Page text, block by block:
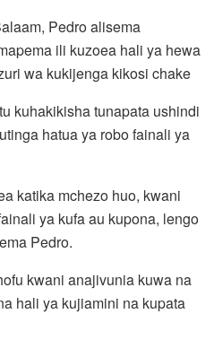
Pedro alisema
ili kuzoea hali ya hewa
wa kukijenga kikosi chake
kuhakikisha tunapata ushindi
hatua ya robo fainali ya
katika mchezo huo, kwani
ya kufa au kupona, lengo
Pedro.
kwani anajivunia kuwa na
hali ya kujiamini na kupata